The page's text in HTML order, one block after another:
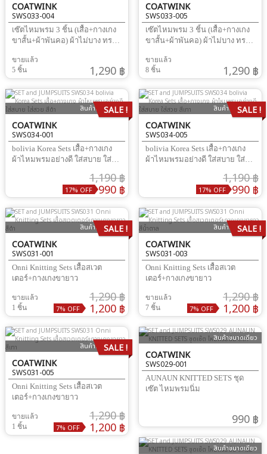
COATWINK
SWS033-004
เซ๊ตไหมพรม 3 ชิ้น (เสื้อ+กางเกง
ขาสั้น+ผ้าพันคอ) ผ้าไม่บาง ทรง
ขายแล้ว
5 ชิ้น
1,290 ฿
COATWINK
SWS033-005
เซ๊ตไหมพรม 3 ชิ้น (เสื้อ+กางเกง
ขาสั้น+ผ้าพันคอ) ผ้าไม่บาง ทรง
ขายแล้ว
8 ชิ้น
1,290 ฿
สินค้าขนาดเดียว
COATWINK
SWS034-001
bolivia Korea Sets เสื้อ+กางเกง
ผ้าไหมพรมอย่างดี ใส่สบาย ใส่
1,190 ฿
990 ฿
17% OFF
SALE ! สินค้าขนาดเดียว
COATWINK
SWS034-005
bolivia Korea Sets เสื้อ+กางเกง
ผ้าไหมพรมอย่างดี ใส่สบาย ใส่
1,190 ฿
990 ฿
17% OFF
SALE !
สินค้าขนาดเดียว
COATWINK
SWS031-001
Onni Knitting Sets เสื้อสเวต
เตอร์+กางเกงขายาว
ขายแล้ว
1 ชิ้น
1,290 ฿
1,200 ฿
7% OFF
SALE ! สินค้าขนาดเดียว
COATWINK
SWS031-003
Onni Knitting Sets เสื้อสเวต
เตอร์+กางเกงขายาว
ขายแล้ว
7 ชิ้น
1,290 ฿
1,200 ฿
7% OFF
SALE !
สินค้าขนาดเดียว
COATWINK
SWS031-005
Onni Knitting Sets เสื้อสเวต
เตอร์+กางเกงขายาว
ขายแล้ว
1 ชิ้น
1,290 ฿
1,200 ฿
7% OFF
SALE !
สินค้าขนาดเดียว
COATWINK
SWS029-001
AUNAUN KNITTED SETS ชุด
เซ๊ต ไหมพรมนิ่ม
990 ฿
สินค้าขนาดเดียว